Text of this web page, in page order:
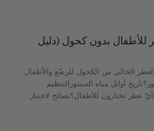
للأطفال بدون كحول (دليل
العطر الخالي من الكحول للرضّع والأطفال
أوائل مياه السنتورالتنظيم
عطر تختارون للأطفال؟نصائح لاختيار…